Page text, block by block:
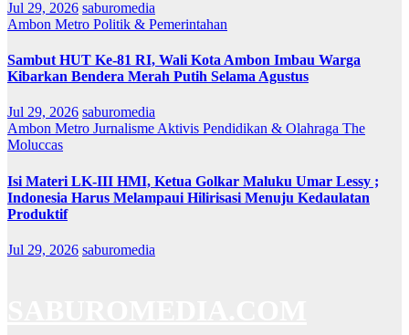
Jul 29, 2026 saburomedia
Ambon Metro Politik & Pemerintahan
Sambut HUT Ke-81 RI, Wali Kota Ambon Imbau Warga
Kibarkan Bendera Merah Putih Selama Agustus
Jul 29, 2026 saburomedia
Ambon Metro Jurnalisme Aktivis Pendidikan & Olahraga The
Moluccas
Isi Materi LK-III HMI, Ketua Golkar Maluku Umar Lessy ;
Indonesia Harus Melampaui Hilirisasi Menuju Kedaulatan
Produktif
Jul 29, 2026 saburomedia